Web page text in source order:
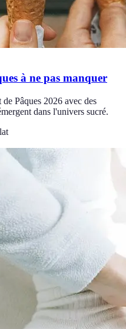
à ne pas manquer
Pâques 2026 avec des
dans l'univers sucré.